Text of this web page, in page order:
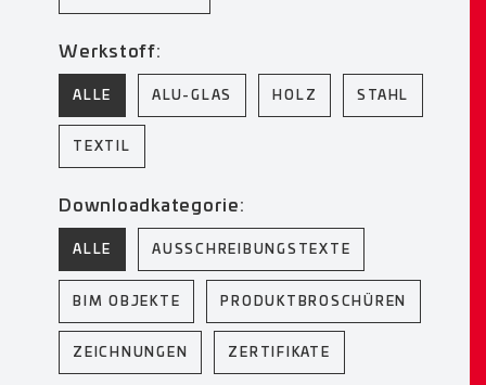
Werkstoff:
ALLE ALU-GLAS HOLZ STAHL
TEXTIL
Downloadkategorie:
ALLE AUSSCHREIBUNGSTEXTE
BIM OBJEKTE PRODUKTBROSCHÜREN
ZEICHNUNGEN ZERTIFIKATE